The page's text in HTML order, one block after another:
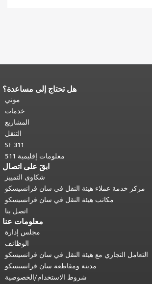
هل تحتاج إلى مساعدة؟
موني
خدمات
المشاريع
التنقل
SF 311
معلومات إقليمية 511
ابقَ على اتصال
شكاوى التمييز
مركز خدمة عملاء هيئة النقل في سان فرانسيسكو
مكاتب هيئة النقل في سان فرانسيسكو
اتصل بنا
معلومات عنا
مجلس إدارة
الوظائف
التعامل التجاري مع هيئة النقل في سان فرانسيسكو
مدينة ومقاطعة سان فرانسيسكو
شروط الاستخدام/الخصوصية